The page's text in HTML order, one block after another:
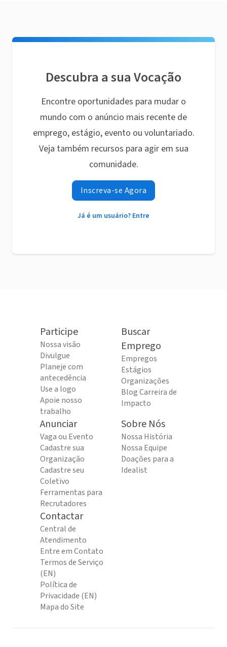
Descubra a sua Vocação
Encontre oportunidades para mudar o
mundo com o anúncio mais recente de
emprego, estágio, evento ou voluntariado.
Veja também recursos para agir em sua
comunidade.
Inscreva-se Agora
Já é um usuário? Entre
Participe
Nossa visão
Divulgue
Planeje com
antecedência
Use a logo
Apoie nosso
trabalho
Buscar
Emprego
Empregos
Estágios
Organizações
Blog Carreira de
Impacto
Anunciar
Vaga ou Evento
Cadastre sua
Organização
Cadastre seu
Coletivo
Ferramentas para
Recrutadores
Sobre Nós
Nossa História
Nossa Equipe
Doações para a
Idealist
Contactar
Central de
Atendimento
Entre em Contato
Termos de Serviço
(EN)
Política de
Privacidade (EN)
Mapa do Site